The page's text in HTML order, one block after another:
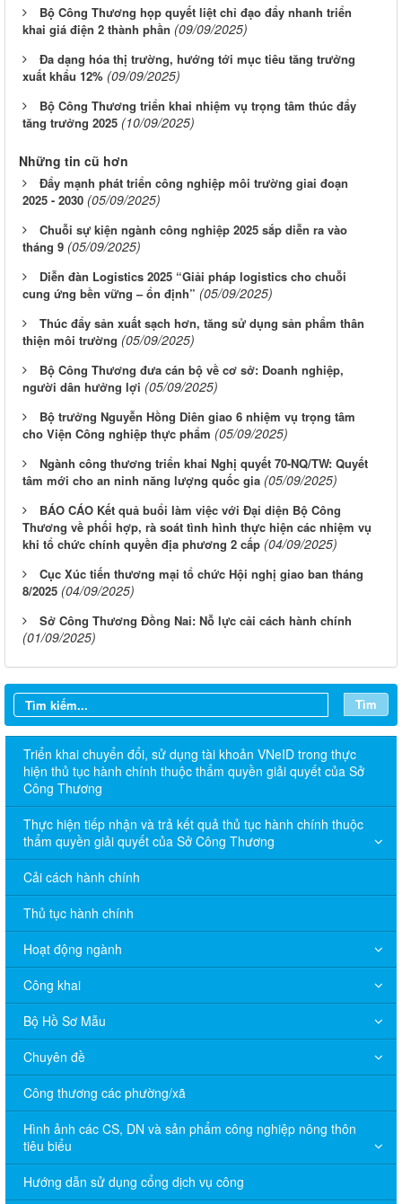
Bộ Công Thương họp quyết liệt chỉ đạo đẩy nhanh triển
khai giá điện 2 thành phần (09/09/2025)
Đa dạng hóa thị trường, hướng tới mục tiêu tăng trưởng
xuất khẩu 12% (09/09/2025)
Bộ Công Thương triển khai nhiệm vụ trọng tâm thúc đẩy
tăng trưởng 2025 (10/09/2025)
Những tin cũ hơn
Đẩy mạnh phát triển công nghiệp môi trường giai đoạn
2025 - 2030 (05/09/2025)
Chuỗi sự kiện ngành công nghiệp 2025 sắp diễn ra vào
tháng 9 (05/09/2025)
Diễn đàn Logistics 2025 “Giải pháp logistics cho chuỗi
cung ứng bền vững – ổn định” (05/09/2025)
Thúc đẩy sản xuất sạch hơn, tăng sử dụng sản phẩm thân
thiện môi trường (05/09/2025)
Bộ Công Thương đưa cán bộ về cơ sở: Doanh nghiệp,
người dân hưởng lợi (05/09/2025)
Bộ trưởng Nguyễn Hồng Diên giao 6 nhiệm vụ trọng tâm
cho Viện Công nghiệp thực phẩm (05/09/2025)
Ngành công thương triển khai Nghị quyết 70-NQ/TW: Quyết
tâm mới cho an ninh năng lượng quốc gia (05/09/2025)
BÁO CÁO Kết quả buổi làm việc với Đại diện Bộ Công
Thương về phối hợp, rà soát tình hình thực hiện các nhiệm vụ
khi tổ chức chính quyền địa phương 2 cấp (04/09/2025)
Cục Xúc tiến thương mại tổ chức Hội nghị giao ban tháng
8/2025 (04/09/2025)
Sở Công Thương Đồng Nai: Nỗ lực cải cách hành chính
(01/09/2025)
Tìm
Triển khai chuyển đổi, sử dụng tài khoản VNeID trong thực
hiện thủ tục hành chính thuộc thẩm quyền giải quyết của Sở
Công Thương
Thực hiện tiếp nhận và trả kết quả thủ tục hành chính thuộc
thẩm quyền giải quyết của Sở Công Thương
Cải cách hành chính
Thủ tục hành chính
Hoạt động ngành
Công khai
Bộ Hồ Sơ Mẫu
Chuyên đề
Công thương các phường/xã
Hình ảnh các CS, DN và sản phẩm công nghiệp nông thôn
tiêu biểu
Hướng dẫn sử dụng cổng dịch vụ công